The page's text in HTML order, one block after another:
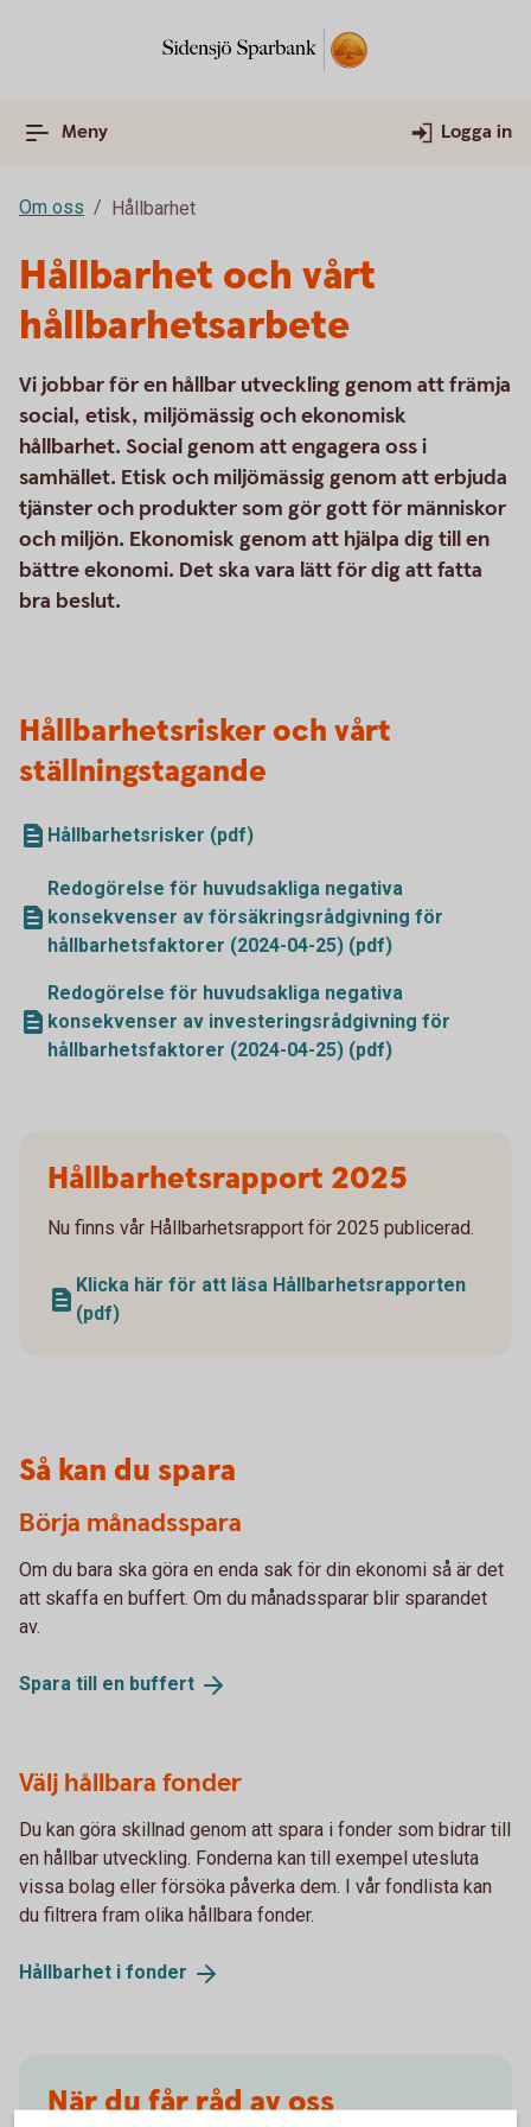
Meny Logga in
Om oss Hållbarhet
Hållbarhet och vårt
hållbarhetsarbete
Vi jobbar för en hållbar utveckling genom att främja
social, etisk, miljömässig och ekonomisk
hållbarhet. Social genom att engagera oss i
samhället. Etisk och miljömässig genom att erbjuda
tjänster och produkter som gör gott för människor
och miljön. Ekonomisk genom att hjälpa dig till en
bättre ekonomi. Det ska vara lätt för dig att fatta
bra beslut.
Hållbarhetsrisker och vårt
ställningstagande
Hållbarhetsrisker (pdf)
Redogörelse för huvudsakliga negativa
konsekvenser av försäkringsrådgivning för
hållbarhetsfaktorer (2024-04-25) (pdf)
Redogörelse för huvudsakliga negativa
konsekvenser av investeringsrådgivning för
hållbarhetsfaktorer (2024-04-25) (pdf)
Hållbarhetsrapport 2025
Nu finns vår Hållbarhetsrapport för 2025 publicerad.
Klicka här för att läsa Hållbarhetsrapporten
(pdf)
Så kan du spara
Börja månadsspara
Om du bara ska göra en enda sak för din ekonomi så är det
att skaffa en buffert. Om du månadssparar blir sparandet
av.
Spara till en buffert
Välj hållbara fonder
Du kan göra skillnad genom att spara i fonder som bidrar till
en hållbar utveckling. Fonderna kan till exempel utesluta
vissa bolag eller försöka påverka dem. I vår fondlista kan
du filtrera fram olika hållbara fonder.
Hållbarhet i fonder
När du får råd av oss